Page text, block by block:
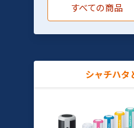
すべての商品
シャチハタ